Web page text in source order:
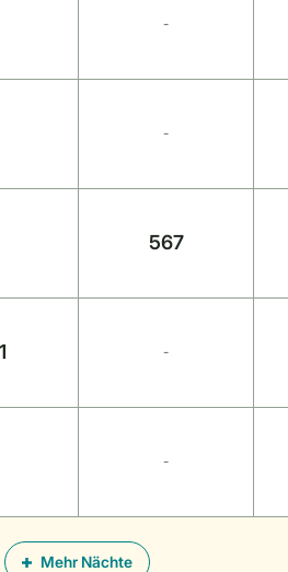
Mehr Nächte
-
-
567
-
-